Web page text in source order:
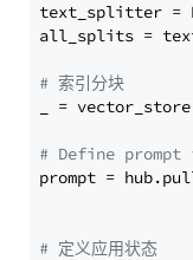
text_splitter =
all_splits =
# 索引分块
_ =
# Define prompt
prompt =
# 定义应用状态